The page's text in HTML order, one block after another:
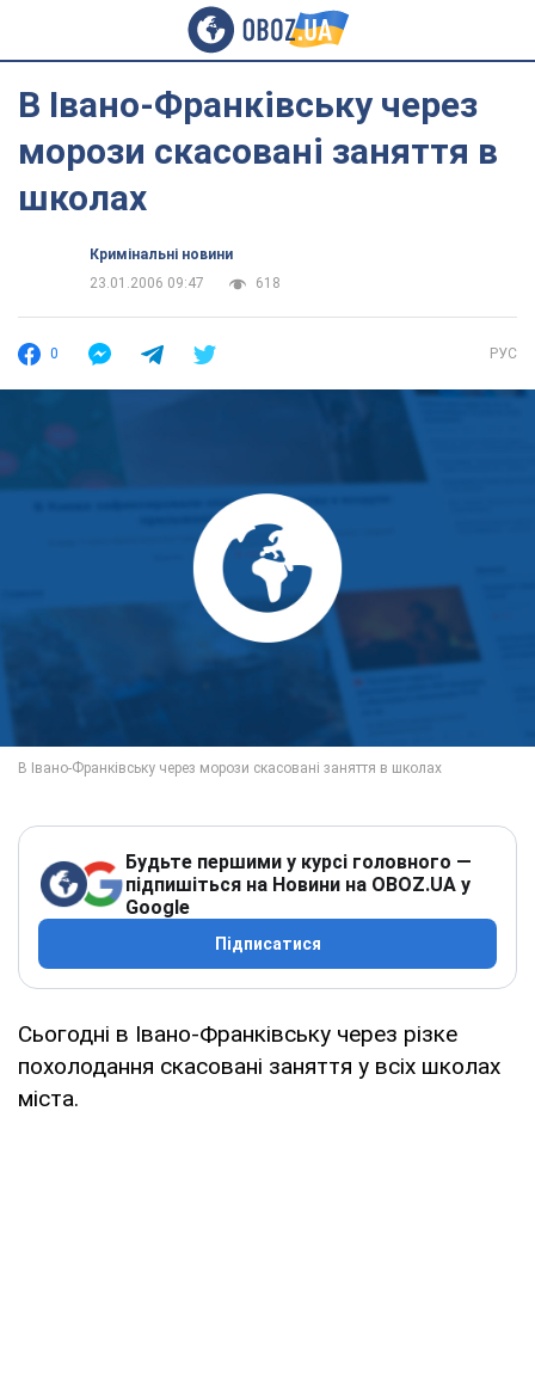
В Івано-Франківську через
морози скасовані заняття в
школах
Кримінальні новини
23.01.2006 09:47
618
0 РУС
Будьте першими у курсі головного —
підпишіться на Новини на OBOZ.UA у
Google
Підписатися
Сьогодні в Івано-Франківську через різке
похолодання скасовані заняття у всіх школах
міста.